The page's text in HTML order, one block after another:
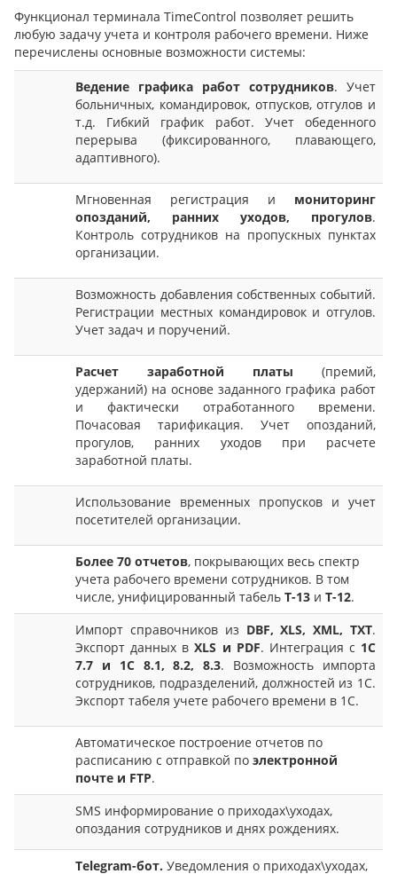
Функционал терминала TimeControl позволяет решить
любую задачу учета и контроля рабочего времени. Ниже
перечислены основные возможности системы:
Ведение графика работ сотрудников. Учет
больничных, командировок, отпусков, отгулов и
т.д. Гибкий график работ. Учет обеденного
перерыва (фиксированного, плавающего,
адаптивного).
Мгновенная регистрация и мониторинг
опозданий, ранних уходов, прогулов.
Контроль сотрудников на пропускных пунктах
организации.
Возможность добавления собственных событий.
Регистрации местных командировок и отгулов.
Учет задач и поручений.
Расчет заработной платы (премий,
удержаний) на основе заданного графика работ
и фактически отработанного времени.
Почасовая тарификация. Учет опозданий,
прогулов, ранних уходов при расчете
заработной платы.
Использование временных пропусков и учет
посетителей организации.
Более 70 отчетов, покрывающих весь спектр
учета рабочего времени сотрудников. В том
числе, унифицированный табель Т-13 и Т-12.
Импорт справочников из DBF, XLS, XML, TXT.
Экспорт данных в XLS и PDF. Интеграция с 1С
7.7 и 1С 8.1, 8.2, 8.3. Возможность импорта
сотрудников, подразделений, должностей из 1C.
Экспорт табеля учете рабочего времени в 1С.
Автоматическое построение отчетов по
расписанию с отправкой по электронной
почте и FTP.
SMS информирование о приходах\уходах,
опоздания сотрудников и днях рождениях.
Telegram-бот. Уведомления о приходах\уходах,